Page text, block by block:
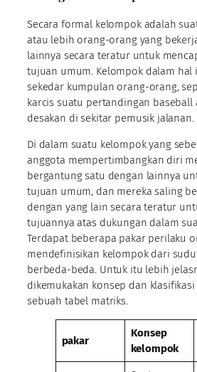
Secara formal kelompok adalah
atau lebih orang-orang yang
lainnya secara teratur untuk
tujuan umum. Kelompok dalam hal
sekedar kumpulan orang-orang,
karcis suatu pertandingan baseball
desakan di sekitar pemusik jalanan.
Di dalam suatu kelompok yang
anggota mempertimbangkan diri
bergantung satu dengan lainnya
tujuan umum, dan mereka saling
dengan yang lain secara teratur
tujuannya atas dukungan dalam
Terdapat beberapa pakar perilaku
mendefinisikan kelompok dari
berbeda-beda. Untuk itu lebih
dikemukakan konsep dan
sebuah tabel matriks.
pakar
Konsep
kelompok